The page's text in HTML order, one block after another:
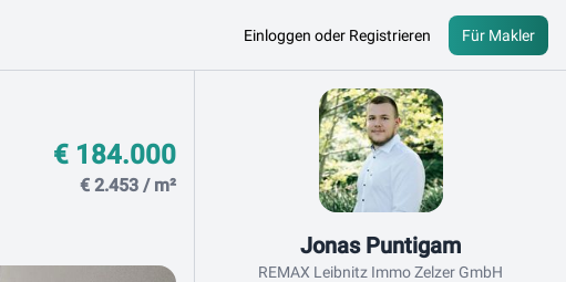
Einloggen oder Registrieren Für Makler
€ 184.000
€ 2.453 / m²
Jonas Puntigam
REMAX Leibnitz Immo Zelzer GmbH